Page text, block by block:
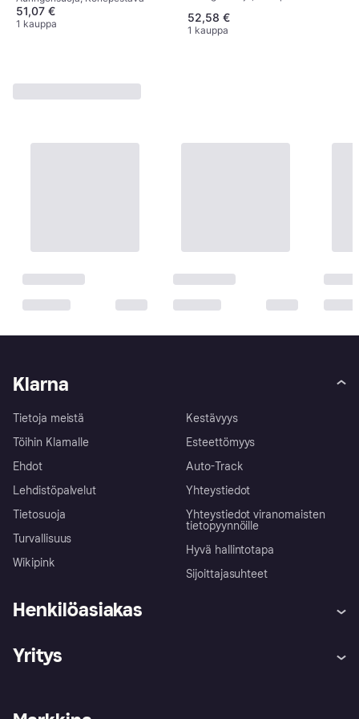
51,07 €
1 kauppa 52,58 €
1 kauppa
Klarna
Tietoja meistä
Töihin Klarnalle
Ehdot
Lehdistöpalvelut
Tietosuoja
Turvallisuus
Wikipink
Kestävyys
Esteettömyys
Auto-Track
Yhteystiedot
Yhteystiedot viranomaisten
tietopyynnöille
Hyvä hallintotapa
Sijoittajasuhteet
Henkilöasiakas
Ohje
Kirjaudu sisään
Yritys
Kirjaudu sisään yrityksenä